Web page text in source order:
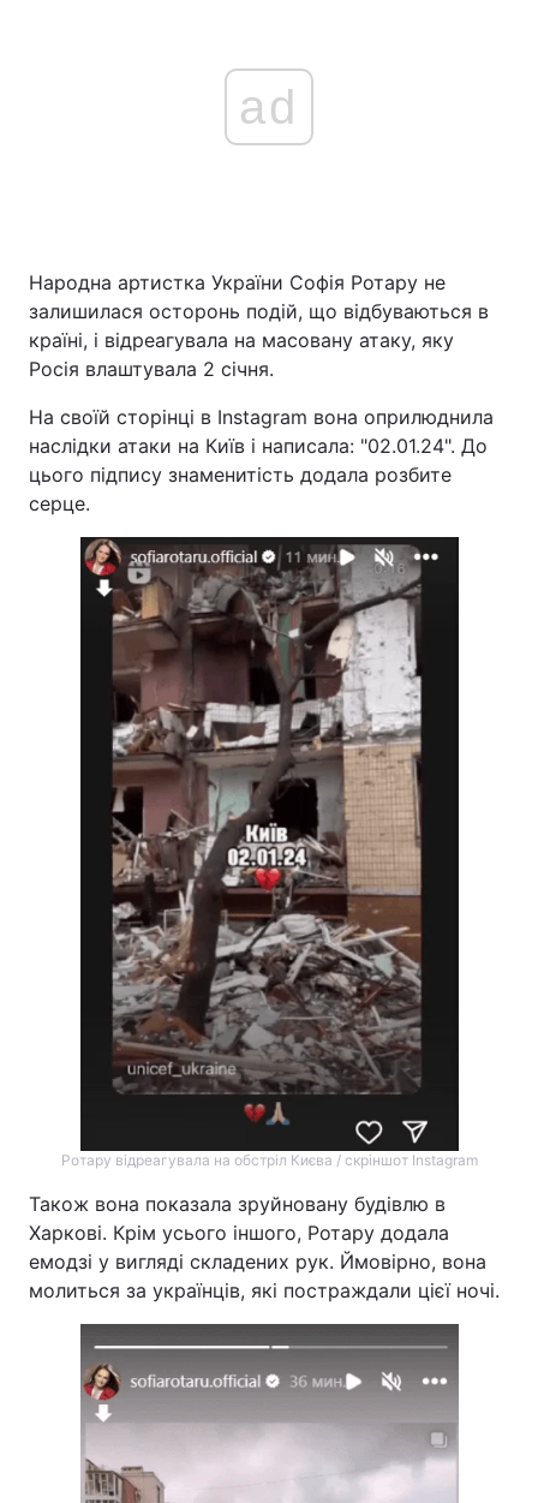
ad
Народна артистка України Софія Ротару не
залишилася осторонь подій, що відбуваються в
країні, і відреагувала на масовану атаку, яку
Росія влаштувала 2 січня.
На своїй сторінці в Instagram вона оприлюднила
наслідки атаки на Київ і написала: "02.01.24". До
цього підпису знаменитість додала розбите
серце.
Ротару відреагувала на обстріл Києва / скріншот Instagram
Також вона показала зруйновану будівлю в
Харкові. Крім усього іншого, Ротару додала
емодзі у вигляді складених рук. Ймовірно, вона
молиться за українців, які постраждали цієї ночі.